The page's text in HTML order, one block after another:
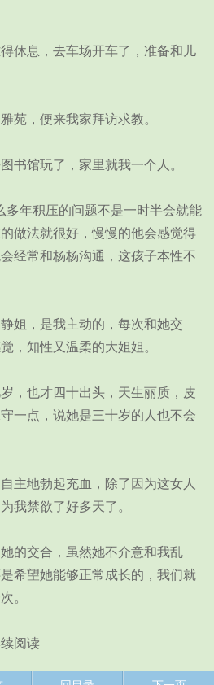
息，去车场开车了，准备和儿
，便来我家拜访求教。
馆玩了，家里就我一个人。
年积压的问题不是一时半会就能
做法就很好，慢慢的他会感觉得
经常和杨杨沟通，这孩子本性不
，是我主动的，每次和她交
，知性又温柔的大姐姐。
也才四十出头，天生丽质，皮
一点，说她是三十岁的人也不会
地勃起充血，除了因为这女人
我禁欲了好多天了。
交合，虽然她不介意和我乱
希望她能够正常成长的，我们就
。
阅读